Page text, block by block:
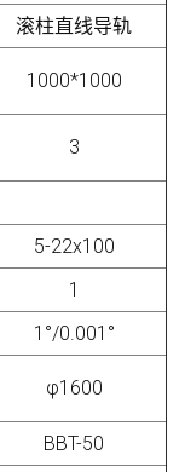
滚柱直线导轨
1000*1000
3
5-22x100
1
1°/0.001°
φ1600
BBT-50